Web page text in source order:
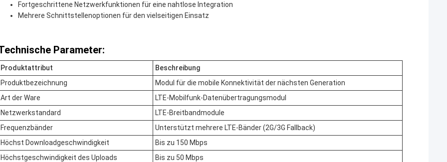
Fortgeschrittene Netzwerkfunktionen für eine nahtlose Integration
Mehrere Schnittstellenoptionen für den vielseitigen Einsatz
Parameter:
Produktattribut
Beschreibung
Produktbezeichnung
Modul für die mobile Konnektivität der nächsten Generation
Art der Ware
LTE-Mobilfunk-Datenübertragungsmodul
Netzwerkstandard
LTE-Breitbandmodule
Frequenzbänder
Unterstützt mehrere LTE-Bänder (2G/3G Fallback)
Höchst Downloadgeschwindigkeit
Bis zu 150 Mbps
Höchstgeschwindigkeit des Uploads
Bis zu 50 Mbps